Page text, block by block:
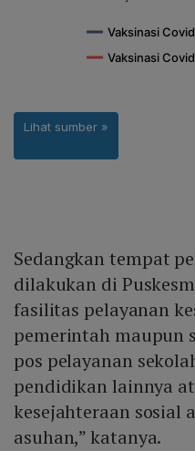
Sedangkan tempat
dilakukan di
fasilitas pelayanan
pemerintah maupun
pos pelayanan
pendidikan lainnya
kesejahteraan sosial
asuhan,” katanya.